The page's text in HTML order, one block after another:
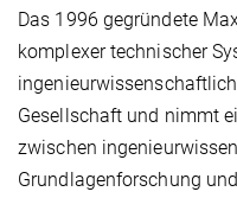
Das 1996 gegründete
komplexer technischer
Gesellschaft und nimmt
zwischen
Grundlagenforschung